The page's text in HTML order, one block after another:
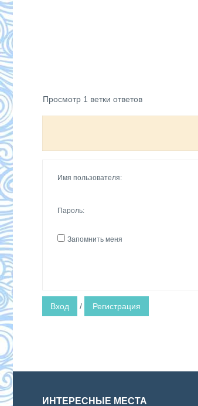
Просмотр 1 ветки ответов
Имя пользователя:
Пароль:
Запомнить меня
Вход / Регистрация
ИНТЕРЕСНЫЕ МЕСТА